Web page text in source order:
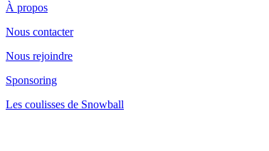
À propos
Nous contacter
Nous rejoindre
Sponsoring
Les coulisses de Snowball